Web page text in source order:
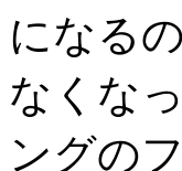
になる
なくな
ングの